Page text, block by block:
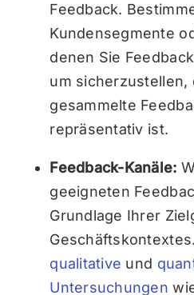
Feedback.
Kundensegmente
denen Sie
um sicherzustellen,
gesammelte
repräsentativ ist.
Feedback-Kanäle:
geeigneten
Grundlage Ihrer
qualitative und
Untersuchungen